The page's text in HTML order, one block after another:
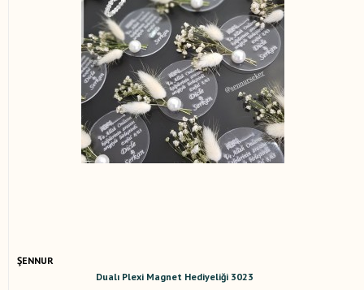
ŞENNUR
Dualı Plexi Magnet Hediyeliği 3023